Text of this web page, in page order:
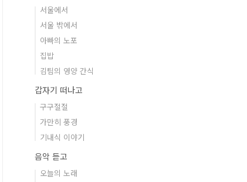
서울에서
서울 밖에서
아빠의 노포
집밥
김팀의 영양 간식
갑자기 떠나고
구구절절
가만히 풍경
기내식 이야기
음악 듣고
오늘의 노래